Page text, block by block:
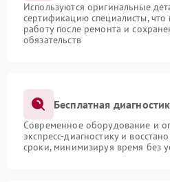
Используются оригинальные
сертификацию специалисты,
работу после ремонта и
обязательств
Бесплатная
Современное оборудование и
экспресс-диагностику и
сроки, минимизируя время без